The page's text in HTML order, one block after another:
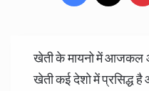
खेती के मायनो में आजकल
खेती कई देशो में प्रसिद्ध